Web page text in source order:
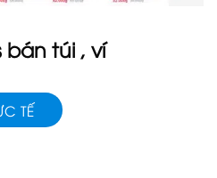
bán túi , ví
TẾ